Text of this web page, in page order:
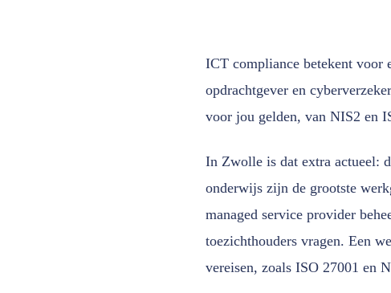
ICT compliance betekent voor
opdrachtgever en
voor jou gelden, van NIS2 en
In Zwolle is dat extra actueel:
onderwijs zijn de grootste
managed service provider
toezichthouders vragen. Een
vereisen, zoals ISO 27001 en